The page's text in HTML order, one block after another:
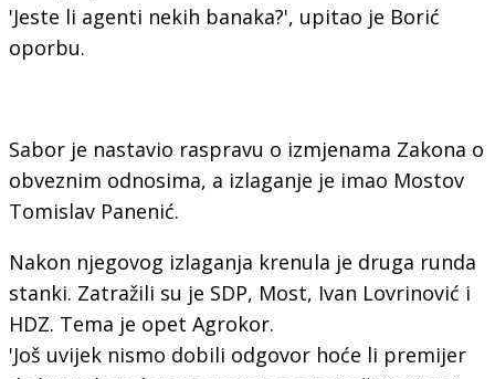
'Jeste li agenti nekih banaka?', upitao je Borić
oporbu.
Sabor je nastavio raspravu o izmjenama Zakona o
obveznim odnosima, a izlaganje je imao Mostov
Tomislav Panenić.
Nakon njegovog izlaganja krenula je druga runda
stanki. Zatražili su je SDP, Most, Ivan Lovrinović i
HDZ. Tema je opet Agrokor.
'Još uvijek nismo dobili odgovor hoće li premijer